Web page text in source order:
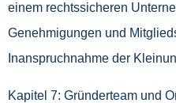
einem rechtssicheren
Genehmigungen und
Inanspruchnahme der
Kapitel 7: Gründerteam und